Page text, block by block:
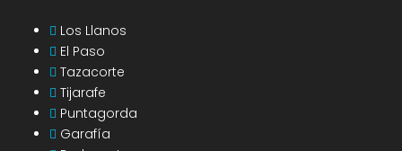
Los Llanos
El Paso
Tazacorte
Tijarafe
Puntagorda
Garafía